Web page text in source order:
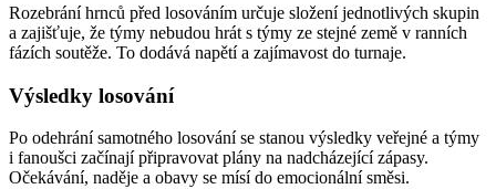
Rozebrání hrnců před losováním určuje složení jednotlivých skupin
a zajišťuje, že týmy nebudou hrát s týmy ze stejné země v ranních
fázích soutěže. To dodává napětí a zajímavost do turnaje.
Výsledky losování
Po odehrání samotného losování se stanou výsledky veřejné a týmy
i fanoušci začínají připravovat plány na nadcházející zápasy.
Očekávání, naděje a obavy se mísí do emocionální směsi.